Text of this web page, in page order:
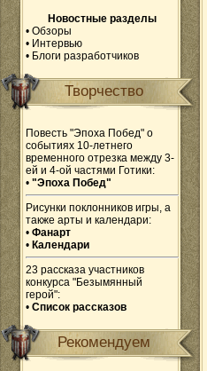
Новостные разделы
• Обзоры
• Интервью
• Блоги разработчиков
Творчество
Повесть "Эпоха Побед" о
событиях 10-летнего
временного отрезка между 3-
ей и 4-ой частями Готики:
• "Эпоха Побед"
Рисунки поклонников игры, а
также арты и календари:
• Фанарт
• Календари
23 рассказа участников
конкурса "Безымянный
герой":
• Список рассказов
Рекомендуем